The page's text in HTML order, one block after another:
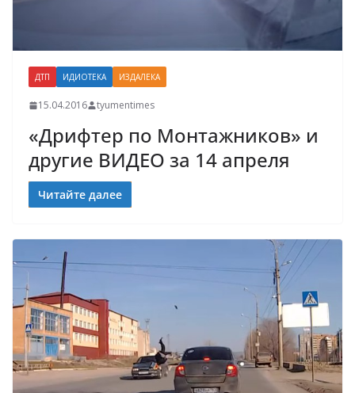
ДТП ИДИОТЕКА ИЗДАЛЕКА
15.04.2016 tyumentimes
«Дрифтер по Монтажников» и
другие ВИДЕО за 14 апреля
Читайте далее